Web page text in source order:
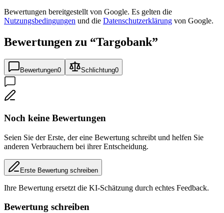
Bewertungen bereitgestellt von Google. Es gelten die
Nutzungsbedingungen und die Datenschutzerklärung von Google.
Bewertungen zu “Targobank”
Bewertungen0 Schlichtung0
Noch keine Bewertungen
Seien Sie der Erste, der eine Bewertung schreibt und helfen Sie
anderen Verbrauchern bei ihrer Entscheidung.
Erste Bewertung schreiben
Ihre Bewertung ersetzt die KI-Schätzung durch echtes Feedback.
Bewertung schreiben